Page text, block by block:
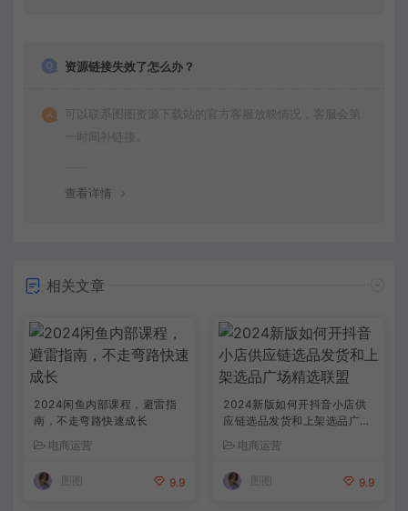
资源链接失效了怎么办？
可以联系图图资源下载站的官方客服放映情况，客服会第
一时间补链接。
查看详情
相关文章
2024闲鱼内部课程，避雷指
南，不走弯路快速成长
电商运营
9.9
2024新版如何开抖音小店供
应链选品发货和上架选品广场
精选联盟
电商运营
9.9